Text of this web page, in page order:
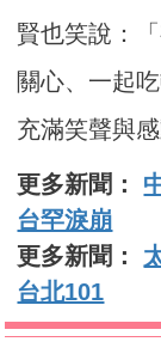
賢也笑說：
關心、一起
充滿笑聲與
更多新聞：
台罕淚崩
更多新聞：
台北101